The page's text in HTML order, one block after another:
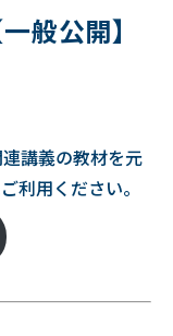
般公開】
講義の教材を元
利用ください。